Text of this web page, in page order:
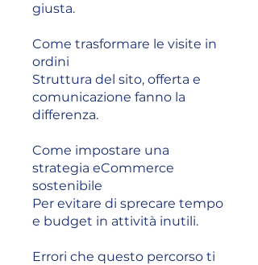
giusta.
Come trasformare le visite in
ordini
Struttura del sito, offerta e
comunicazione fanno la
differenza.
Come impostare una
strategia eCommerce
sostenibile
Per evitare di sprecare tempo
e budget in attività inutili.
Errori che questo percorso ti